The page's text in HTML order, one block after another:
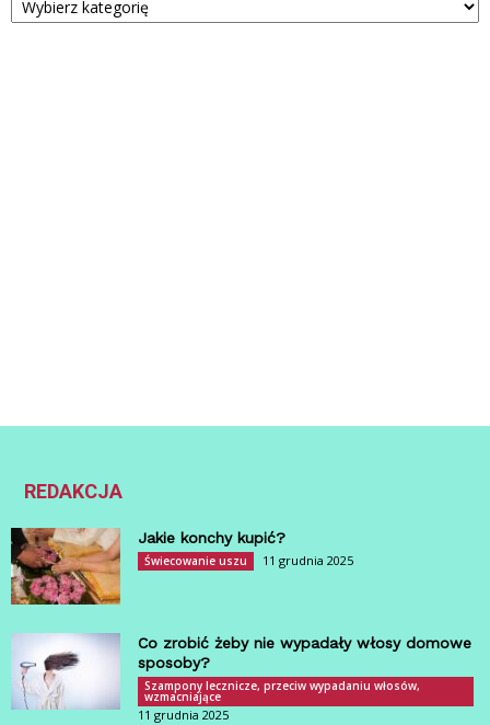
REDAKCJA
Jakie konchy kupić?
Świecowanie uszu 11 grudnia 2025
Co zrobić żeby nie wypadały włosy domowe
sposoby?
Szampony lecznicze, przeciw wypadaniu włosów,
wzmacniające
11 grudnia 2025